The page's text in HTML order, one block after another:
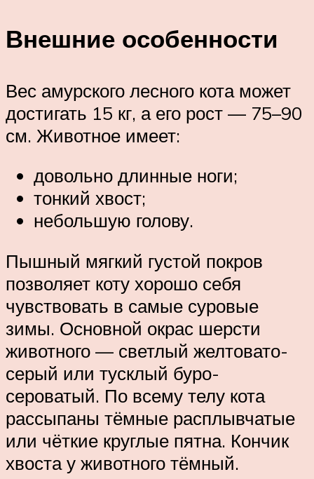
Внешние особенности
Вес амурского лесного кота может
достигать 15 кг, а его рост — 75–90
см. Животное имеет:
довольно длинные ноги;
тонкий хвост;
небольшую голову.
Пышный мягкий густой покров
позволяет коту хорошо себя
чувствовать в самые суровые
зимы. Основной окрас шерсти
животного — светлый желтовато-
серый или тусклый буро-
сероватый. По всему телу кота
рассыпаны тёмные расплывчатые
или чёткие круглые пятна. Кончик
хвоста у животного тёмный.